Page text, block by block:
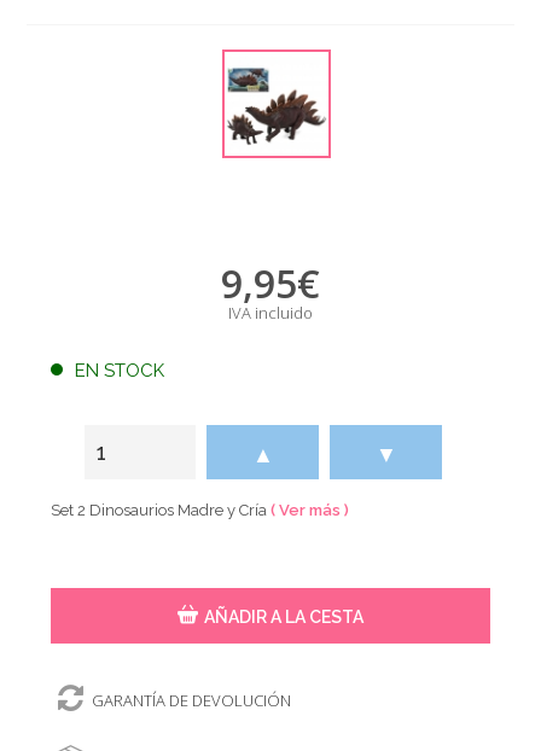
9,95€
IVA incluido
EN STOCK
▲ ▼
Set 2 Dinosaurios Madre y Cría( Ver más )
AÑADIR A LA CESTA
GARANTÍA DE DEVOLUCIÓN